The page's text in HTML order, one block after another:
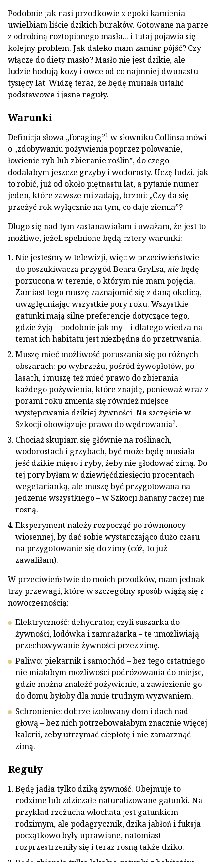
Podobnie jak nasi przodkowie z epoki kamienia,
uwielbiam liście dzikich buraków. Gotowane na parze
z odrobiną roztopionego masła... i tutaj pojawia się
kolejny problem. Jak daleko mam zamiar pójść? Czy
włączę do diety masło? Masło nie jest dzikie, ale
ludzie hodują kozy i owce od co najmniej dwunastu
tysięcy lat. Widzę teraz, że będę musiała ustalić
podstawowe i jasne reguły.
Warunki
Definicja słowa „foraging”1 w słowniku Collinsa mówi
o „zdobywaniu pożywienia poprzez polowanie,
łowienie ryb lub zbieranie roślin”, do czego
dodałabym jeszcze grzyby i wodorosty. Uczę ludzi, jak
to robić, już od około piętnastu lat, a pytanie numer
jeden, które zawsze mi zadają, brzmi: „Czy da się
przeżyć rok wyłącznie na tym, co daje ziemia”?
Długo się nad tym zastanawiałam i uważam, że jest to
możliwe, jeżeli spełnione będą cztery warunki:
Nie jesteśmy w telewizji, więc w przeciwieństwie
do poszukiwacza przygód Beara Gryllsa,niebędę
porzucona w terenie, o którym nie mam pojęcia.
Zamiast tego muszę zaznajomić się z daną okolicą,
uwzględniając wszystkie pory roku. Wszystkie
gatunki mają silne preferencje dotyczące tego,
gdzie żyją – podobnie jak my – i dlatego wiedza na
temat ich habitatu jest niezbędna do przetrwania.
Muszę mieć możliwość poruszania się po różnych
obszarach: po wybrzeżu, pośród żywopłotów, po
lasach, i muszę też mieć prawo do zbierania
każdego pożywienia, które znajdę, ponieważ wraz z
porami roku zmienia się również miejsce
występowania dzikiej żywności. Na szczęście w
Szkocji obowiązuje prawo do wędrowania2.
Chociaż skupiam się głównie na roślinach,
wodorostach i grzybach, być może będę musiała
jeść dzikie mięso i ryby, żeby nie głodować zimą. Do
tej pory byłam w dziewięćdziesięciu procentach
wegetarianką, ale muszę być przygotowana na
jedzenie wszystkiego – w Szkocji banany raczej nie
rosną.
Eksperyment należy rozpocząć po równonocy
wiosennej, by dać sobie wystarczająco dużo czasu
na przygotowanie się do zimy (cóż, to już
zawaliłam).
W przeciwieństwie do moich przodków, mam jednak
trzy przewagi, które w szczególny sposób wiążą się z
nowoczesnością:
Elektryczność: dehydrator, czyli suszarka do
żywności, lodówka i zamrażarka – te umożliwiają
przechowywanie żywności przez zimę.
Paliwo: piekarnik i samochód – bez tego ostatniego
nie miałabym możliwości podróżowania do miejsc,
gdzie można znaleźć pożywienie, a zawiezienie go
do domu byłoby dla mnie trudnym wyzwaniem.
Schronienie: dobrze izolowany dom i dach nad
głową – bez nich potrzebowałabym znacznie więcej
kalorii, żeby utrzymać ciepłotę i nie zamarznąć
zimą.
Reguły
Będę jadła tylko dziką żywność. Obejmuje to
rodzime lub zdziczałe naturalizowane gatunki. Na
przykład rzeżucha włochata jest gatunkiem
rodzimym, ale podagrycznik, dzika jabłoń i fuksja
początkowo były uprawiane, natomiast
rozprzestrzeniły się i teraz rosną także dziko.